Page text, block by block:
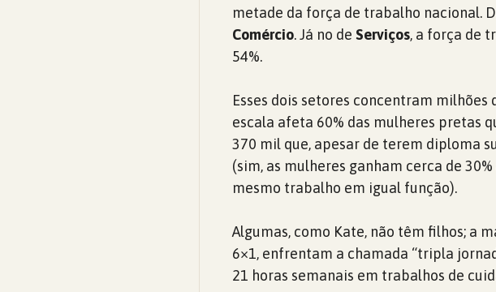
metade da força de trabalho nacional.
Comércio. Já no deServiços, a força de
54%.
Esses dois setores concentram
escala afeta 60% das mulheres pretas
370 mil que, apesar de terem diploma
(sim, as mulheres ganham cerca de
mesmo trabalho em igual função).
Algumas, como Kate, não têm filhos; a
6×1, enfrentam a chamada “tripla
21 horas semanais em trabalhos de